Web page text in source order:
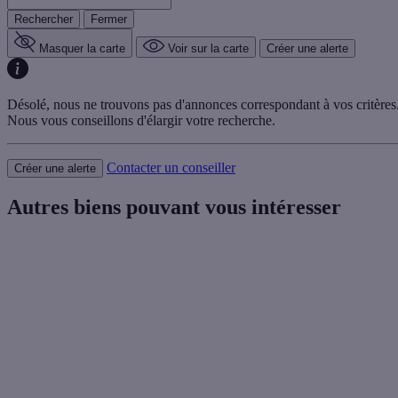
Rechercher Fermer
Masquer la carte Voir sur la carte Créer une alerte
Désolé, nous ne trouvons pas d'annonces correspondant à vos
Nous vous conseillons d'élargir votre recherche.
Créer une alerte Contacter un conseiller
Autres biens pouvant vous intéresser